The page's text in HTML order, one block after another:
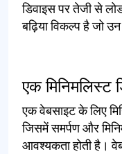
डिवाइस पर तेजी से
बढ़िया विकल्प है जो
एक मिनिमलिस्ट
एक वेबसाइट के लिए
जिसमें समर्पण और
आवश्यकता होती है।